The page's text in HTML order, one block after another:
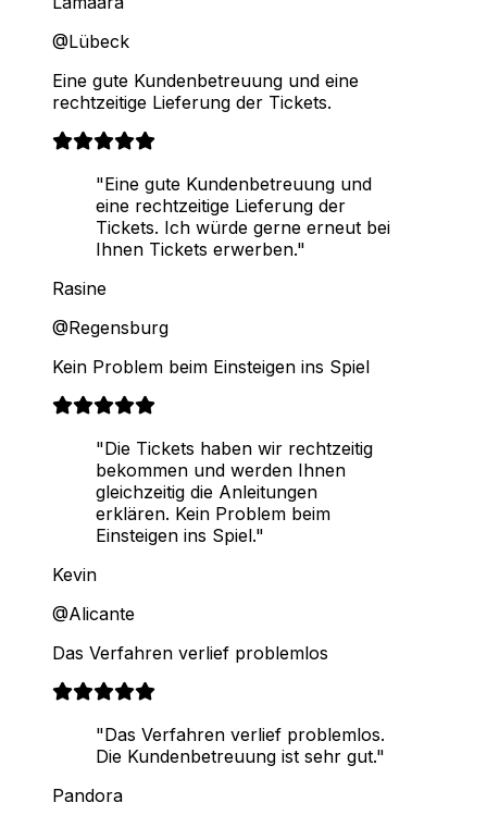
@Lübeck
Eine gute Kundenbetreuung und eine
rechtzeitige Lieferung der Tickets.
"Eine gute Kundenbetreuung und
eine rechtzeitige Lieferung der
Tickets. Ich würde gerne erneut bei
Ihnen Tickets erwerben."
Rasine
@Regensburg
Kein Problem beim Einsteigen ins Spiel
"Die Tickets haben wir rechtzeitig
bekommen und werden Ihnen
gleichzeitig die Anleitungen
erklären. Kein Problem beim
Einsteigen ins Spiel."
Kevin
@Alicante
Das Verfahren verlief problemlos
"Das Verfahren verlief problemlos.
Die Kundenbetreuung ist sehr gut."
Pandora